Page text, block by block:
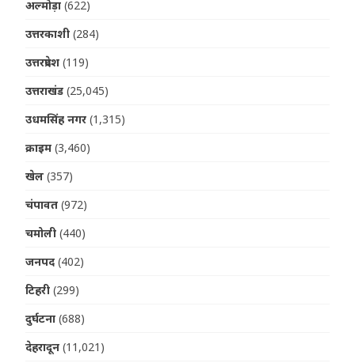
अल्मोड़ा (622)
उत्तरकाशी (284)
उत्तरप्रदेश (119)
उत्तराखंड (25,045)
उधमसिंह नगर (1,315)
क्राइम (3,460)
खेल (357)
चंपावत (972)
चमोली (440)
जनपद (402)
टिहरी (299)
दुर्घटना (688)
देहरादून (11,021)